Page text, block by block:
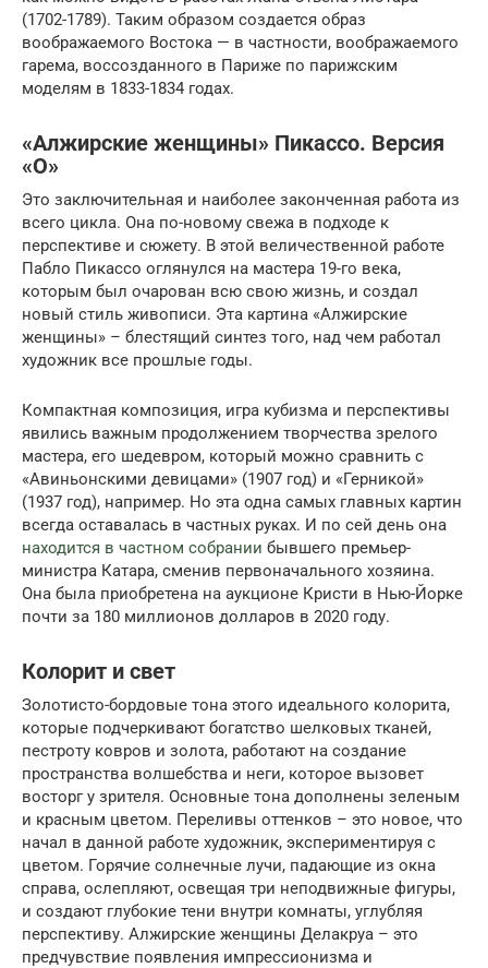
(1702-1789). Таким образом создается образ
воображаемого Востока — в частности, воображаемого
гарема, воссозданного в Париже по парижским
моделям в 1833-1834 годах.
«Алжирские женщины» Пикассо. Версия
«О»
Это заключительная и наиболее законченная работа из
всего цикла. Она по-новому свежа в подходе к
перспективе и сюжету. В этой величественной работе
Пабло Пикассо оглянулся на мастера 19-го века,
которым был очарован всю свою жизнь, и создал
новый стиль живописи. Эта картина «Алжирские
женщины» – блестящий синтез того, над чем работал
художник все прошлые годы.
Компактная композиция, игра кубизма и перспективы
явились важным продолжением творчества зрелого
мастера, его шедевром, который можно сравнить с
«Авиньонскими девицами» (1907 год) и «Герникой»
(1937 год), например. Но эта одна самых главных картин
всегда оставалась в частных руках. И по сей день она
находится в частном собрании бывшего премьер-
министра Катара, сменив первоначального хозяина.
Она была приобретена на аукционе Кристи в Нью-Йорке
почти за 180 миллионов долларов в 2020 году.
Колорит и свет
Золотисто-бордовые тона этого идеального колорита,
которые подчеркивают богатство шелковых тканей,
пестроту ковров и золота, работают на создание
пространства волшебства и неги, которое вызовет
восторг у зрителя. Основные тона дополнены зеленым
и красным цветом. Переливы оттенков – это новое, что
начал в данной работе художник, экспериментируя с
цветом. Горячие солнечные лучи, падающие из окна
справа, ослепляют, освещая три неподвижные фигуры,
и создают глубокие тени внутри комнаты, углубляя
перспективу. Алжирские женщины Делакруа – это
предчувствие появления импрессионизма и